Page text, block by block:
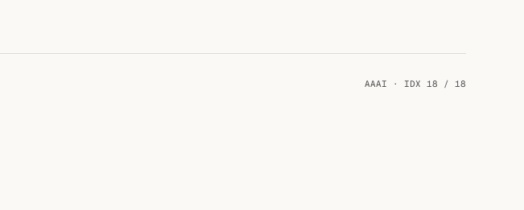
AAAI · IDX 18 / 18